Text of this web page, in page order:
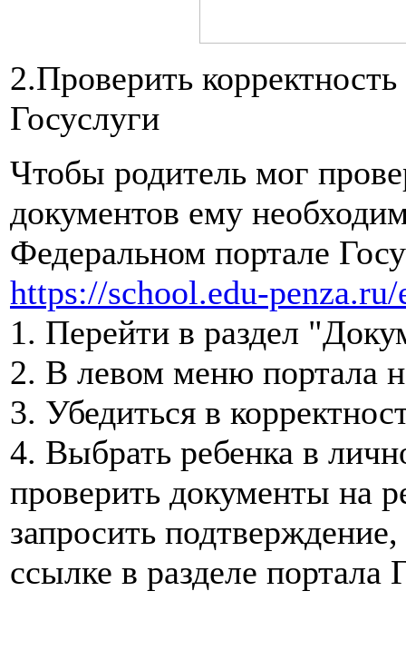
2.Проверить
Госуслуги
Чтобы родитель мог
документов ему
Федеральном портале
https://school.edu-
1. Перейти в раздел
2. В левом меню портала
3. Убедиться в
4. Выбрать ребенка в
проверить документы на
запросить
ссылке в разделе портала